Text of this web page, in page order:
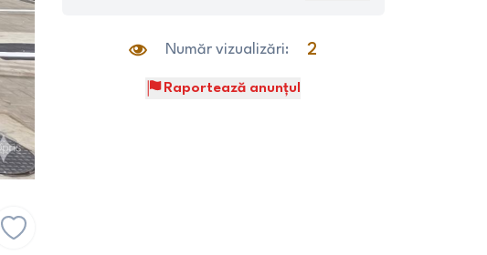
Număr vizualizări: 2
Raportează anunțul